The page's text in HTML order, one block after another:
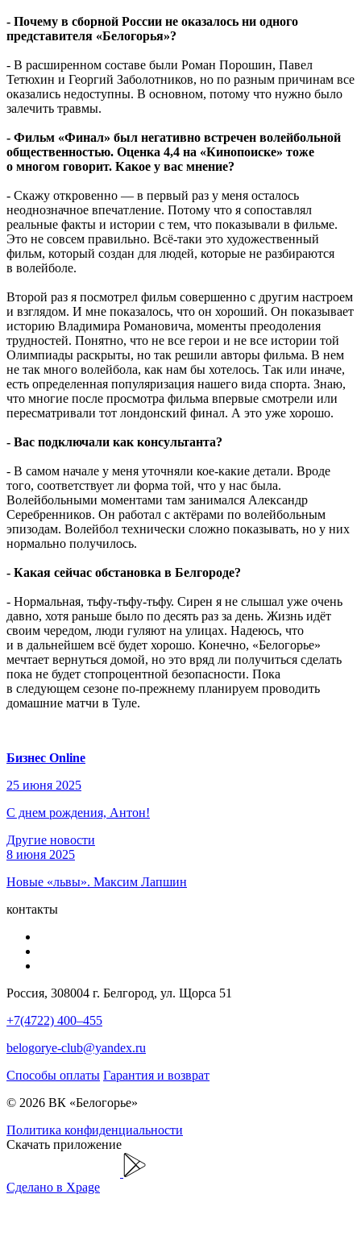
- Почему в сборной России не оказалось ни одного
представителя «Белогорья»?
- В расширенном составе были Роман Порошин, Павел
Тетюхин и Георгий Заболотников, но по разным причинам все
оказались недоступны. В основном, потому что нужно было
залечить травмы.
- Фильм «Финал» был негативно встречен волейбольной
общественностью. Оценка 4,4 на «Кинопоиске» тоже
о многом говорит. Какое у вас мнение?
- Скажу откровенно — в первый раз у меня осталось
неоднозначное впечатление. Потому что я сопоставлял
реальные факты и истории с тем, что показывали в фильме.
Это не совсем правильно. Всё-таки это художественный
фильм, который создан для людей, которые не разбираются
в волейболе.
Второй раз я посмотрел фильм совершенно с другим настроем
и взглядом. И мне показалось, что он хороший. Он показывает
историю Владимира Романовича, моменты преодоления
трудностей. Понятно, что не все герои и не все истории той
Олимпиады раскрыты, но так решили авторы фильма. В нем
не так много волейбола, как нам бы хотелось. Так или иначе,
есть определенная популяризация нашего вида спорта. Знаю,
что многие после просмотра фильма впервые смотрели или
пересматривали тот лондонский финал. А это уже хорошо.
- Вас подключали как консультанта?
- В самом начале у меня уточняли кое-какие детали. Вроде
того, соответствует ли форма той, что у нас была.
Волейбольными моментами там занимался Александр
Серебренников. Он работал с актёрами по волейбольным
эпизодам. Волейбол технически сложно показывать, но у них
нормально получилось.
- Какая сейчас обстановка в Белгороде?
- Нормальная, тьфу-тьфу-тьфу. Сирен я не слышал уже очень
давно, хотя раньше было по десять раз за день. Жизнь идёт
своим чередом, люди гуляют на улицах. Надеюсь, что
и в дальнейшем всё будет хорошо. Конечно, «Белогорье»
мечтает вернуться домой, но это вряд ли получиться сделать
пока не будет стопроцентной безопасности. Пока
в следующем сезоне по-прежнему планируем проводить
домашние матчи в Туле.
Бизнес Online
25 июня 2025
С днем рождения, Антон!
Другие новости
8 июня 2025
Новые «львы». Максим Лапшин
контакты
Россия, 308004 г. Белгород, ул. Щорса 51
+7(4722) 400–455
belogorye-club@yandex.ru
Способы оплаты Гарантия и возврат
© 2026 ВК «Белогорье»
Политика конфиденциальности
Скачать приложение
Сделано в Xpage